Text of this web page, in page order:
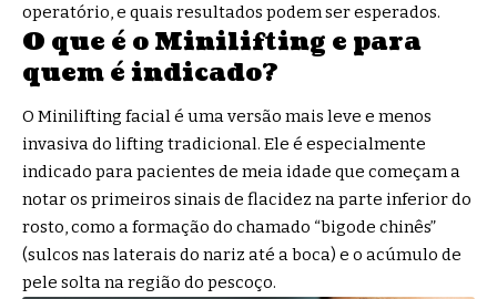
operatório, e quais resultados podem ser esperados.
O que é o Minilifting e para
quem é indicado?
O Minilifting facial é uma versão mais leve e menos
invasiva do lifting tradicional. Ele é especialmente
indicado para pacientes de meia idade que começam a
notar os primeiros sinais de flacidez na parte inferior do
rosto, como a formação do chamado “bigode chinês”
(sulcos nas laterais do nariz até a boca) e o acúmulo de
pele solta na região do pescoço.